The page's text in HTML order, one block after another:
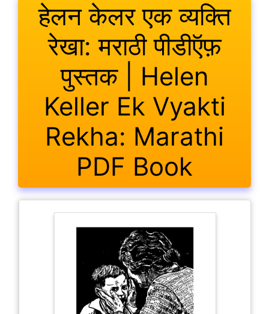
हेलन केलर एक व्यक्ति
रेखा: मराठी पीडीऍफ़
पुस्तक | Helen
Keller Ek Vyakti
Rekha: Marathi
PDF Book